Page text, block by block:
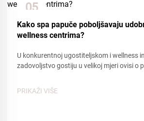
05
Dec
Kako spa papuče poboljšavaju
wellness centrima?
U konkurentnoj ugostiteljskom i wellness
zadovoljstvo gostiju u velikoj mjeri ovisi o
na iskustvo gostiju, spa papuče igraju
PRIKAŽI VIŠE